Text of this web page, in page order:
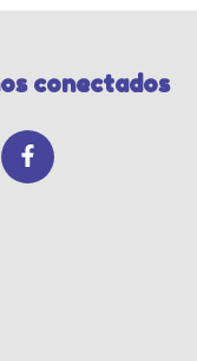
conectados